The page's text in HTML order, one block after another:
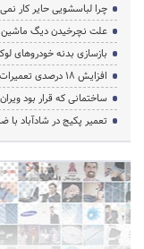
چرا لباسشویی حایر کار
علت نچرخیدن دیگ
بازسازی بدنه خودروهای
افزایش ۱۸ درصدی تعمیرات لوازم خانگی در اصفهان تعمیر
ساختمانی که قرار بود
تعمیر پکیج در شادآباد با